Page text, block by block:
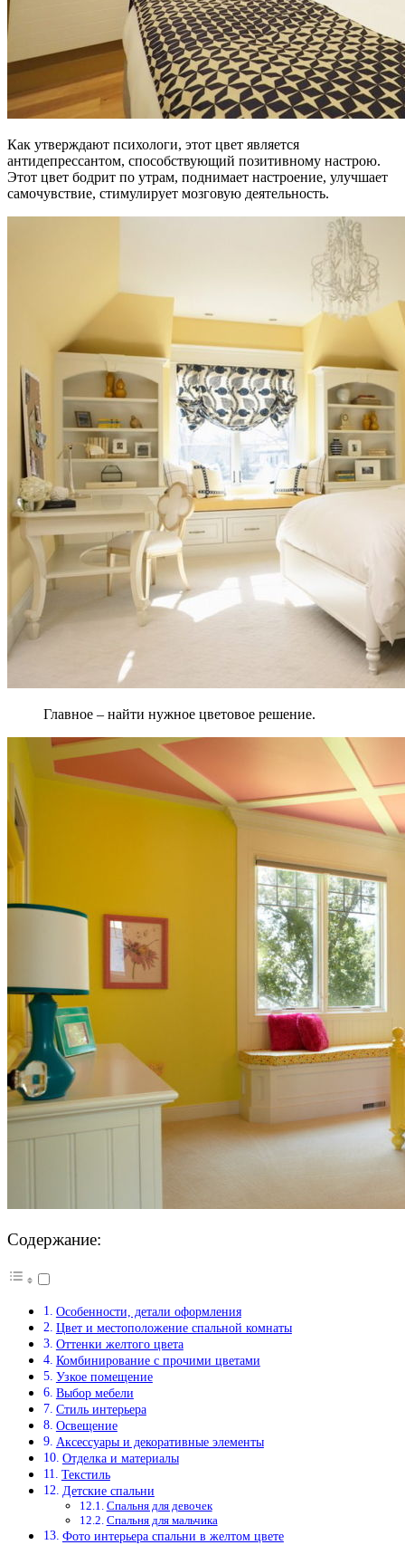
Как утверждают психологи, этот цвет является
антидепрессантом, способствующий позитивному настрою.
Этот цвет бодрит по утрам, поднимает настроение, улучшает
самочувствие, стимулирует мозговую деятельность.
Главное – найти нужное цветовое решение.
Содержание:
Особенности, детали оформления
Цвет и местоположение спальной комнаты
Оттенки желтого цвета
Комбинирование с прочими цветами
Узкое помещение
Выбор мебели
Стиль интерьера
Освещение
Аксессуары и декоративные элементы
Отделка и материалы
Текстиль
Детские спальни
Спальня для девочек
Спальня для мальчика
Фото интерьера спальни в желтом цвете